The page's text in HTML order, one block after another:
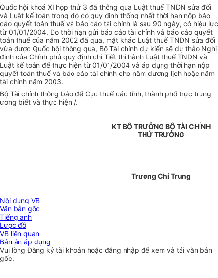
Quốc hội khoá XI họp thứ 3 đã thông qua Luật thuế TNDN sửa đổi
và Luật kế toán trong đó có quy định thống nhất thời hạn nộp báo
cáo quyết toán thuế và báo cáo tài chính là sau 90 ngày, có hiệu lực
từ 01/01/2004. Do thời hạn gửi báo cáo tài chính và báo cáo quyết
toán thuế của năm 2002 đã qua, mặt khác Luật thuế TNDN sửa đổi
vừa được Quốc hội thông qua, Bộ Tài chính dự kiến sẽ dự thảo Nghị
định của Chính phủ quy định chi Tiết thi hành Luật thuế TNDN và
Luật kế toán để thực hiện từ 01/01/2004 và áp dụng thời hạn nộp
quyết toán thuế và báo cáo tài chính cho năm dương lịch hoặc năm
tài chính năm 2003.
Bộ Tài chính thông báo để Cục thuế các tỉnh, thành phố trực trung
ương biết và thực hiện./.
KT BỘ TRƯỞNG BỘ TÀI CHÍNH
THỨ TRƯỞNG
Trương Chí Trung
Nội dung VB
Văn bản gốc
Tiếng anh
Lược đồ
VB liên quan
Bản án áp dụng
Vui lòngĐăng ký tài khoản hoặc đăng nhập để xem và tải văn bản
gốc.